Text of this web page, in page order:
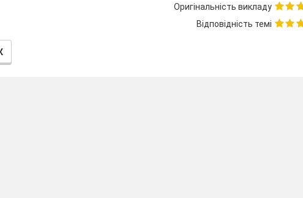
дріб записаний за допомогою коми?
цілу і дробову частину десяткового дробу?
зменшуване?
Оригінальність викладу
Відповідність темі